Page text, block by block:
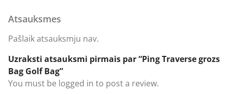
Atsauksmes
Pašlaik atsauksmju nav.
Uzraksti atsauksmi pirmais par “Ping Traverse grozs
Bag Golf Bag”
You must be logged in to post a review.